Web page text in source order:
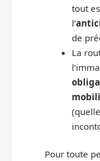
tout
l’
de
La
Pour toute